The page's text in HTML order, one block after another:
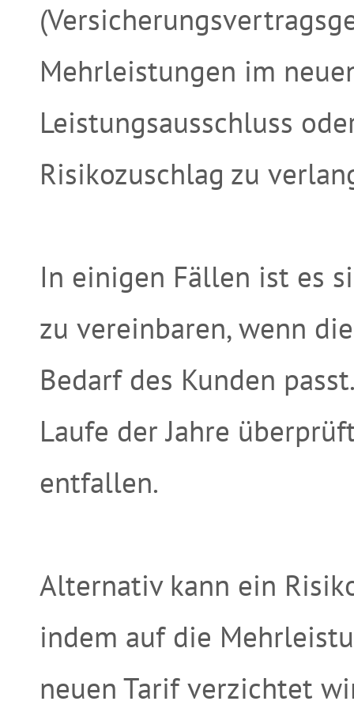
Mehrleistungen im
Leistungsausschluss
Risikozuschlag zu
In einigen Fällen ist es
zu vereinbaren, wenn
Bedarf des Kunden
Laufe der Jahre
entfallen.
Alternativ kann ein
indem auf die
neuen Tarif verzichtet